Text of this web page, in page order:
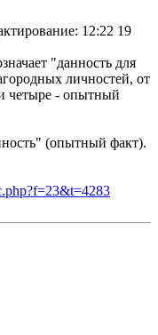
: 12:22 19
"данность для
личностей, от
четыре - опытный
(опытный факт).